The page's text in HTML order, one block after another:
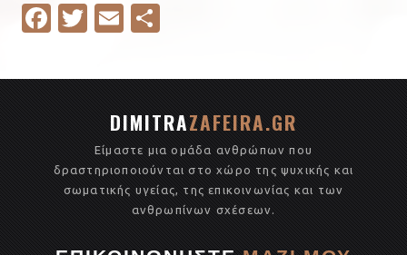
Fa
e
b
o
o
k
T
it
te
r
E
ail ar
e
DIMITRAZAFEIRA.GR
Είμαστε μια ομάδα ανθρώπων που
δραστηριοποιούνται στο χώρο της ψυχικής και
σωματικής υγείας, της επικοινωνίας και των
ανθρωπίνων σχέσεων.